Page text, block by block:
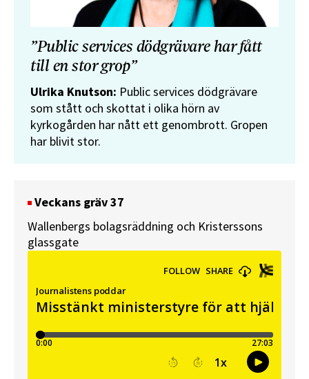
”Public services dödgrävare har fått
till en stor grop”
Ulrika Knutson: Public services dödgrävare
som stått och skottat i olika hörn av
kyrkogården har nått ett genombrott. Gropen
har blivit stor.
Veckans gräv 37
Wallenbergs bolagsräddning och Kristerssons
glassgate